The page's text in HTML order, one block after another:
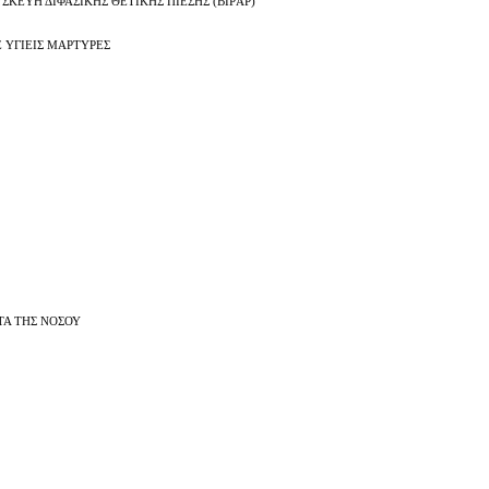
ΜΑΡΤΥΡΕΣ
ΤΗΣ ΝΟΣΟΥ